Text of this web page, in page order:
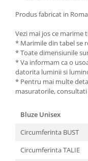
Produs fabricat in
Vezi mai jos ce marime
* Marimile din tabel se
* Toate dimensiunile
* Va informam ca o
datorita luminii si
* Pentru mai multe
masuratorile,
Bluze Unisex
Circumferinta BUST
Circumferinta TALIE